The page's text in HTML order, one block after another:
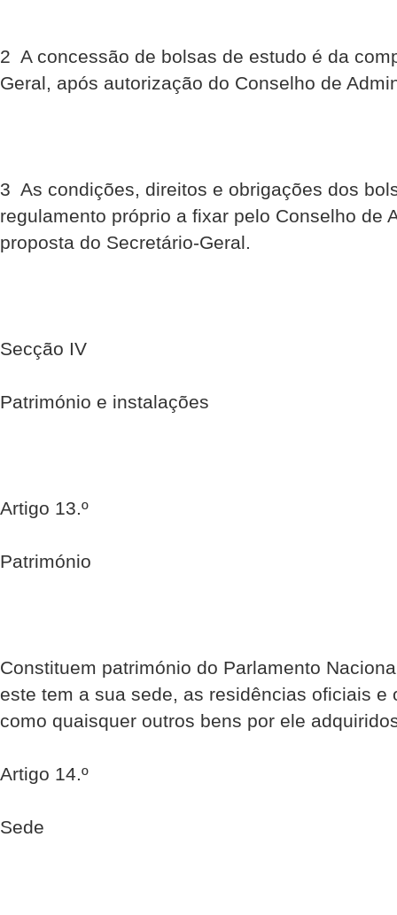
2  A concessão de bolsas de estudo é da
Geral, após autorização do Conselho de
3  As condições, direitos e obrigações dos
regulamento próprio a fixar pelo Conselho de
proposta do Secretário-Geral.
Secção IV
Património e instalações
Artigo 13.º
Património
Constituem património do Parlamento
este tem a sua sede, as residências oficiais e
como quaisquer outros bens por ele
Artigo 14.º
Sede